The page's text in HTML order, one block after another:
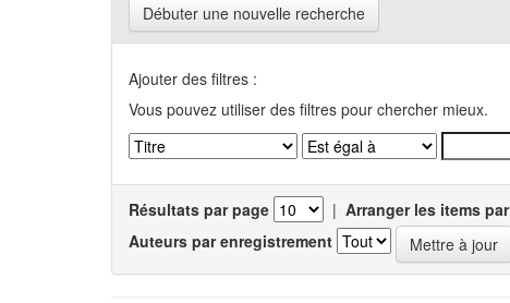
Débuter une nouvelle recherche
Ajouter des filtres :
Vous pouvez utiliser des filtres pour chercher mieux.
Résultats par page | Arranger les items par
Auteurs par enregistrement